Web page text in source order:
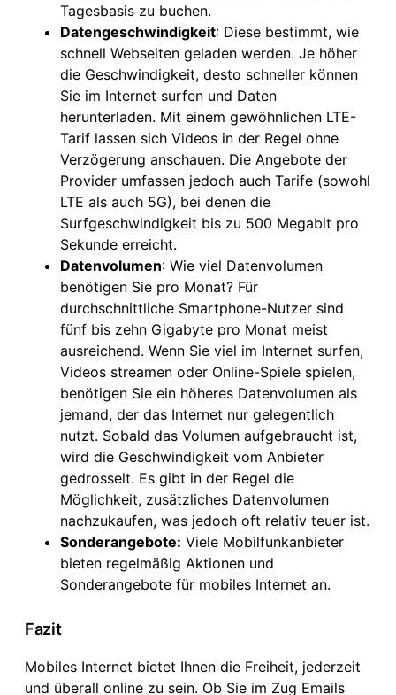
Tagesbasis zu buchen.
Datengeschwindigkeit: Diese bestimmt, wie
schnell Webseiten geladen werden. Je höher
die Geschwindigkeit, desto schneller können
Sie im Internet surfen und Daten
herunterladen. Mit einem gewöhnlichen LTE-
Tarif lassen sich Videos in der Regel ohne
Verzögerung anschauen. Die Angebote der
Provider umfassen jedoch auch Tarife (sowohl
LTE als auch 5G), bei denen die
Surfgeschwindigkeit bis zu 500 Megabit pro
Sekunde erreicht.
Datenvolumen: Wie viel Datenvolumen
benötigen Sie pro Monat? Für
durchschnittliche Smartphone-Nutzer sind
fünf bis zehn Gigabyte pro Monat meist
ausreichend. Wenn Sie viel im Internet surfen,
Videos streamen oder Online-Spiele spielen,
benötigen Sie ein höheres Datenvolumen als
jemand, der das Internet nur gelegentlich
nutzt. Sobald das Volumen aufgebraucht ist,
wird die Geschwindigkeit vom Anbieter
gedrosselt. Es gibt in der Regel die
Möglichkeit, zusätzliches Datenvolumen
nachzukaufen, was jedoch oft relativ teuer ist.
Sonderangebote: Viele Mobilfunkanbieter
bieten regelmäßig Aktionen und
Sonderangebote für mobiles Internet an.
Fazit
Mobiles Internet bietet Ihnen die Freiheit, jederzeit
und überall online zu sein. Ob Sie im Zug Emails